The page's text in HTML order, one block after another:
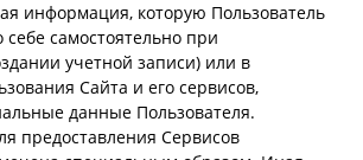
информация, которую Пользователь
себе самостоятельно при
учетной записи) или в
Сайта и его сервисов,
данные Пользователя.
предоставления Сервисов